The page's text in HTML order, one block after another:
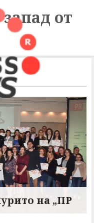
от
на „ПР